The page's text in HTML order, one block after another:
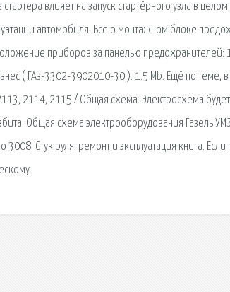
влияет на запуск стартёрного узла в
автомобиля. Всё о монтажном блоке
приборов за панелью предохранителей:
( ГАз-3302-3902010-30 ). 1.5 Mb. Ещё по
2114, 2115 / Общая схема. Электросхема
Общая схема электрооборудования Газель
Стук руля. ремонт и эксплуатация книга.